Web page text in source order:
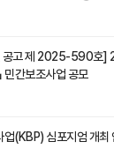
공고 제 2025-590호]
민간보조사업 공모
(KBP) 심포지엄 개